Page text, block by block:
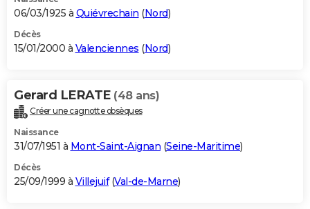
06/03/1925 à Quiévrechain (Nord)
Décès
15/01/2000 à Valenciennes (Nord)
Gerard LERATE (48 ans)
Créer une cagnotte obsèques
Naissance
31/07/1951 à Mont-Saint-Aignan (Seine-Maritime)
Décès
25/09/1999 à Villejuif(Val-de-Marne)